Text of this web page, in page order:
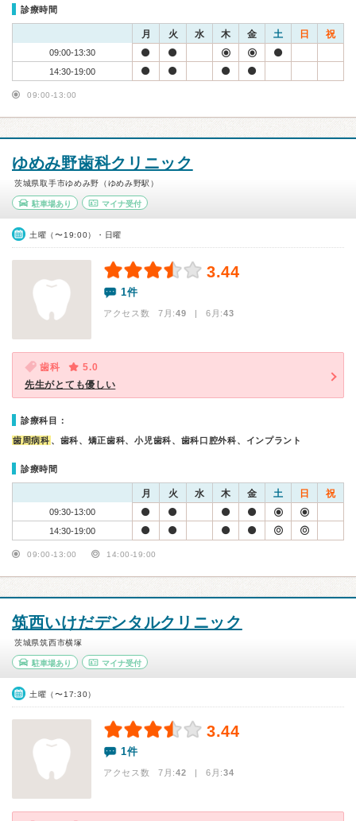
診療時間
月 火 水 木 金 土 日 祝
09:00-13:30
14:30-19:00
09:00-13:00
ゆめみ野歯科クリニック
茨城県取手市ゆめみ野（ゆめみ野駅）
駐車場あり マイナ受付
土曜（〜19:00）・日曜
3.44
1件
アクセス数 7月:49 | 6月:43
歯科
5.0
先生がとても優しい
診療科目：
歯周病科 、歯科、矯正歯科、小児歯科、歯科口腔外科、インプラント
診療時間
月 火 水 木 金 土 日 祝
09:30-13:00
14:30-19:00
09:00-13:00 14:00-19:00
筑西いけだデンタルクリニック
茨城県筑西市横塚
駐車場あり マイナ受付
土曜（〜17:30）
3.44
1件
アクセス数 7月:42 | 6月:34